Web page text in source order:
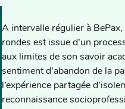
A intervalle régulier à
rondes est issue d’un
aux limites de son savoir
sentiment d’abandon de la
l’expérience partagée
reconnaissance